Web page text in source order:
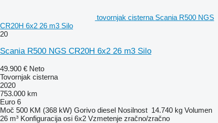
tovornjak cisterna Scania R500 NGS
CR20H 6x2 26 m3 Silo
20
Scania R500 NGS CR20H 6x2 26 m3 Silo
49.900 € Neto
Tovornjak cisterna
2020
753.000 km
Euro 6
Moč 500 KM (368 kW) Gorivo diesel Nosilnost 14.740 kg Volumen
26 m³ Konfiguracija osi 6x2 Vzmetenje zračno/zračno